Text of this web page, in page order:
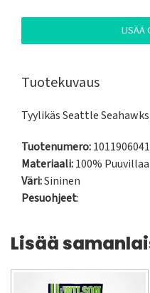
LISÄÄ
Tuotekuvaus
Tyylikäs Seattle
Tuotenumero:
Materiaali:100% Puuvillaa
Väri:Sininen
Pesuohjeet:
Lisää